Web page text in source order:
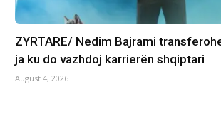
ZYRTARE/ Nedim Bajrami
ja ku do vazhdoj karrierën shqiptari
August 4, 2026